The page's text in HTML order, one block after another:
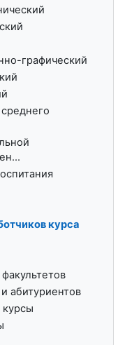
графический
курса
абитуриентов